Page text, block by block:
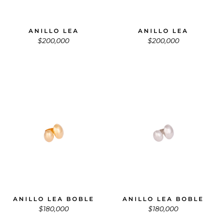
ANILLO LEA
$200,000
ANILLO LEA
$200,000
ANILLO LEA BOBLE
$180,000
ANILLO LEA BOBLE
$180,000